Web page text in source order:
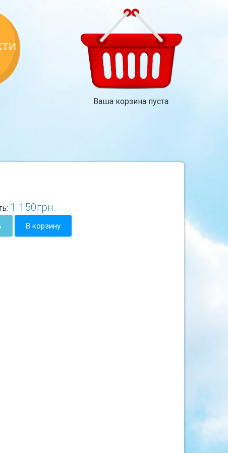
Ваша корзина пуста
1 150грн.
В корзину